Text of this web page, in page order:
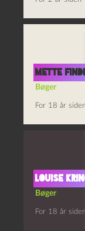
Mette
Bøger
For 18 år
Louise
Bøger
For 18 år siden